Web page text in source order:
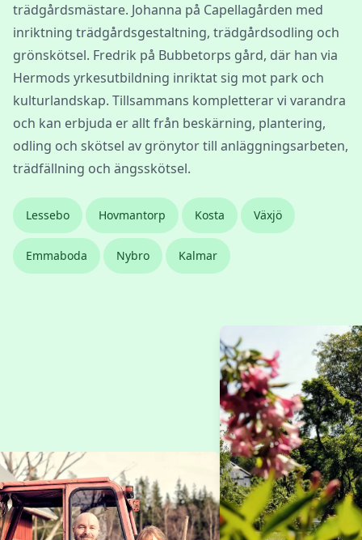
trädgårdsmästare. Johanna på Capellagården med
inriktning trädgårdsgestaltning, trädgårdsodling och
grönskötsel. Fredrik på Bubbetorps gård, där han via
Hermods yrkesutbildning inriktat sig mot park och
kulturlandskap. Tillsammans kompletterar vi varandra
och kan erbjuda er allt från beskärning, plantering,
odling och skötsel av grönytor till anläggningsarbeten,
trädfällning och ängsskötsel.
Lessebo Hovmantorp Kosta Växjö
Emmaboda Nybro Kalmar